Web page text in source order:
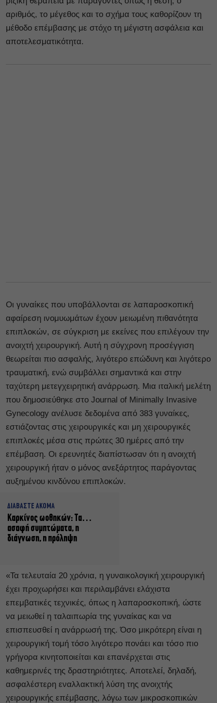
αριθμός, το μέγεθος και το σχήμα τους καθορίζουν τη
μέθοδο επέμβασης με στόχο τη μέγιστη ασφάλεια και
αποτελεσματικότητα.
Οι γυναίκες που υποβάλλονται σε λαπαροσκοπική
αφαίρεση ινομυωμάτων έχουν μειωμένη πιθανότητα
επιπλοκών, σε σύγκριση με εκείνες που επιλέγουν την
ανοιχτή χειρουργική. Αυτή η σύγχρονη προσέγγιση
θεωρείται πιο ασφαλής, λιγότερο επώδυνη και λιγότερο
τραυματική, ενώ συμβάλλει σημαντικά και στην
ταχύτερη μετεγχειρητική ανάρρωση. Μια ιταλική μελέτη
που δημοσιεύθηκε στο Journal of Minimally Invasive
Gynecology ανέλυσε δεδομένα από 383 γυναίκες,
εστιάζοντας στις χειρουργικές και μη χειρουργικές
επιπλοκές μέσα στις πρώτες 30 ημέρες από την
επέμβαση. Οι ερευνητές διαπίστωσαν ότι η ανοιχτή
χειρουργική ήταν ο μόνος ανεξάρτητος παράγοντας
αυξημένου κινδύνου επιπλοκών.
ΔΙΑΒΑΣΤΕ ΑΚΟΜΑ
Καρκίνος ωοθηκών: Τα…
ασαφή συμπτώματα, η
διάγνωση, η πρόληψη
«Τα τελευταία 20 χρόνια, η γυναικολογική χειρουργική
έχει προχωρήσει και περιλαμβάνει ελάχιστα
επεμβατικές τεχνικές, όπως η λαπαροσκοπική, ώστε
να μειωθεί η ταλαιπωρία της γυναίκας και να
επισπευσθεί η ανάρρωσή της. Όσο μικρότερη είναι η
χειρουργική τομή τόσο λιγότερο πονάει και τόσο πιο
γρήγορα κινητοποιείται και επανέρχεται στις
καθημερινές της δραστηριότητες. Αποτελεί, δηλαδή,
ασφαλέστερη εναλλακτική λύση της ανοιχτής
χειρουργικής επέμβασης, λόγω των μικροσκοπικών